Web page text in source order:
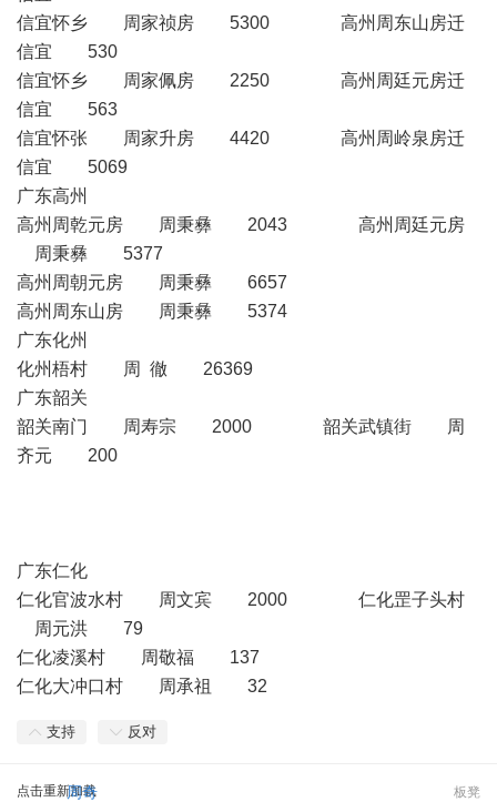
信宜怀乡 周家祯房 5300 高州周东山房迁
信宜 530
信宜怀乡 周家佩房 2250 高州周廷元房迁
信宜 563
信宜怀张 周家升房 4420 高州周岭泉房迁
信宜 5069
广东高州
高州周乾元房 周秉彝 2043 高州周廷元房
周秉彝 5377
高州周朝元房 周秉彝 6657
高州周东山房 周秉彝 5374
广东化州
化州梧村 周 徹 26369
广东韶关
韶关南门 周寿宗 2000 韶关武镇街 周
齐元 200
广东仁化
仁化官波水村 周文宾 2000 仁化罡子头村
周元洪 79
仁化凌溪村 周敬福 137
仁化大冲口村 周承祖 32
支持 反对
点击重新加载 板凳
周奇